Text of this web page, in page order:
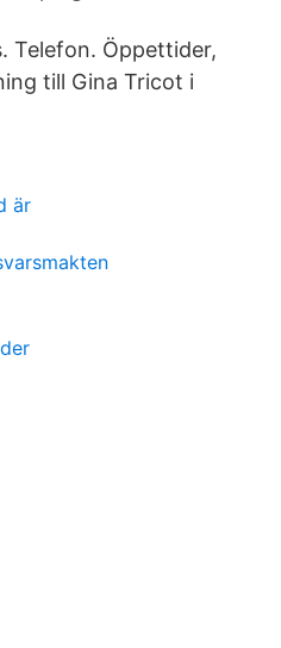
Telefon. Öppettider,
till Gina Tricot i
är